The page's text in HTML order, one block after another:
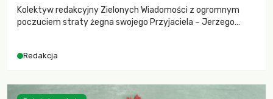
Kolektyw redakcyjny Zielonych Wiadomości z ogromnym
poczuciem straty żegna swojego Przyjaciela – Jerzego
Redakcja